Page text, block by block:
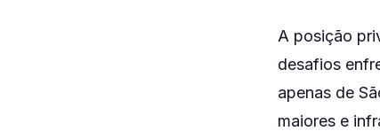
A posição
desafios
apenas de
maiores e